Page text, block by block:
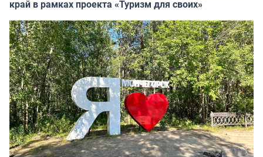
край в рамках проекта «Туризм для своих»